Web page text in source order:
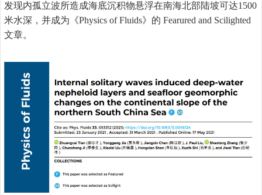
发现内孤立波所造成海底沉积物悬浮在南海北部陆坡可达1500
米水深，并成为《Physics of Fluids》的 Fearured and Scilighted
文章。